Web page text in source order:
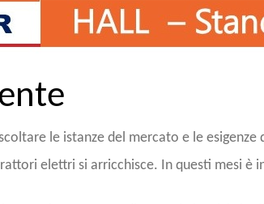
le istanze del mercato e le esigenze
elettri si arricchisce. In questi mesi è